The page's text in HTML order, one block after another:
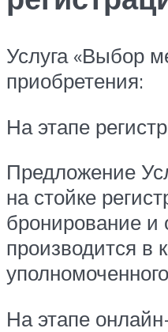
Услуга «Выбор
приобретения:
На этапе
Предложение
на стойке
бронирование и
производится в
На этапе